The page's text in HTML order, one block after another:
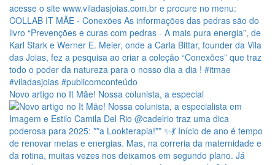
Novo artigo no It Mãe! Nossa colunista, a especial